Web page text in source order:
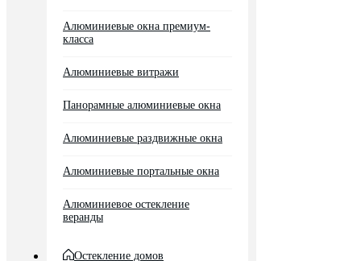
Алюминиевые окна премиум-
класса
Алюминиевые витражи
Панорамные алюминиевые окна
Алюминиевые раздвижные окна
Алюминиевые портальные окна
Алюминиевое остекление
веранды
Остекление домов